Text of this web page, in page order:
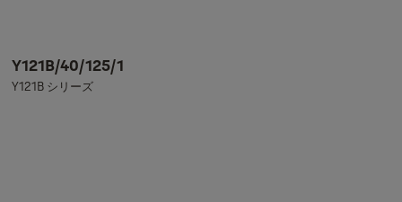
Y121B/40/125/1
Y121B シリーズ